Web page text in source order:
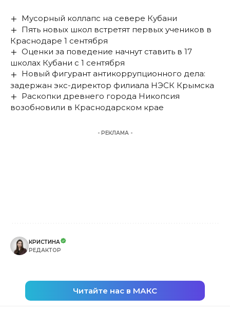
Мусорный коллапс на севере Кубани
Пять новых школ встретят первых учеников в
Краснодаре 1 сентября
Оценки за поведение начнут ставить в 17
школах Кубани с 1 сентября
Новый фигурант антикоррупционного дела:
задержан экс-директор филиала НЭСК Крымска
Раскопки древнего города Никопсия
возобновили в Краснодарском крае
- РЕКЛАМА -
КРИСТИНА
РЕДАКТОР
Читайте нас в МАКС